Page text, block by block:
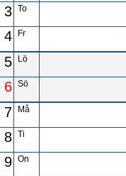
3 To
4 Fr
5 Lö
6 Sö
7 Må
8 Ti
9 On